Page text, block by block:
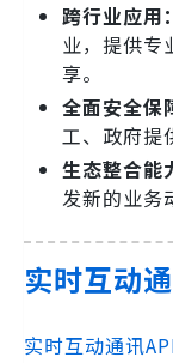
跨行业应用：
业，提供专
享。
全面安全保
工、政府提
生态整合能
发新的业务
实时互动
实时互动通讯